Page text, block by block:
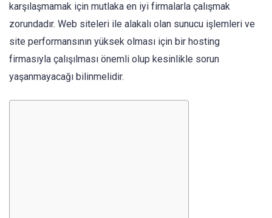
karşılaşmamak için mutlaka en iyi firmalarla çalışmak
zorundadır. Web siteleri ile alakalı olan sunucu işlemleri ve
site performansının yüksek olması için bir hosting
firmasıyla çalışılması önemli olup kesinlikle sorun
yaşanmayacağı bilinmelidir.